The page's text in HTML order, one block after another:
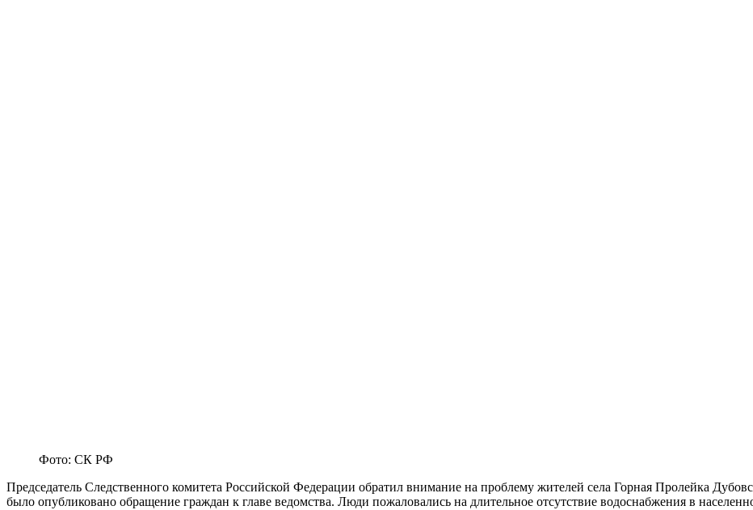
Фото: СК РФ
Председатель Следственного комитета Российской Федерации обратил внимание на проблему жителей села Горная Пролейка
было опубликовано обращение граждан к главе ведомства. Люди пожаловались на длительное отсутствие водоснабжения в